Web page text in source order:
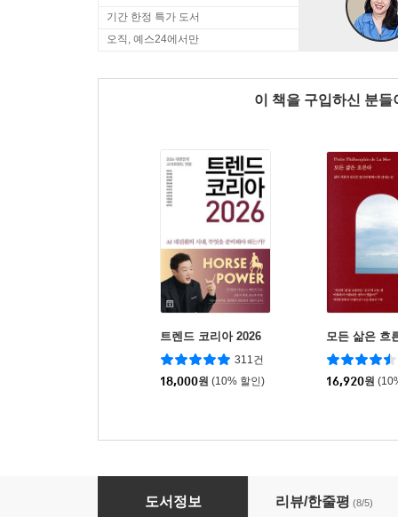
기간 한정 특가 도서
오직, 예스24에서만
이 책을 구입하신 분
트렌드 코리아 2026
311건
18,000원 (10% 할인)
모든 삶은 흐
16,920원
완벽한 하루를 꿈꾸는 허술한 우리
도서정보 리뷰/한줄평 (8/5)